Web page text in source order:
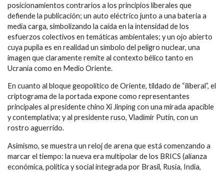
posicionamientos contrarios a los principios liberales que
defiende la publicación; un auto eléctrico junto a una batería a
media carga, simbolizando la caída en la intensidad de los
esfuerzos colectivos en temáticas ambientales; y un ojo abierto
cuya pupila es en realidad un símbolo del peligro nuclear, una
imagen que claramente remite al contexto bélico tanto en
Ucrania como en Medio Oriente.
En cuanto al bloque geopolítico de Oriente, tildado de “iliberal”, el
criptograma de la portada expone como representantes
principales al presidente chino Xi Jinping con una mirada apacible
y contemplativa; y al presidente ruso, Vladimir Putin, con un
rostro aguerrido.
Asimismo, se muestra un reloj de arena que está comenzando a
marcar el tiempo: la nueva era multipolar de los BRICS (alianza
económica, política y social integrada por Brasil, Rusia, India,